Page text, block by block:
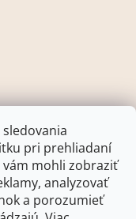
pri prehliadaní
vám mohli zobraziť
analyzovať
a porozumieť